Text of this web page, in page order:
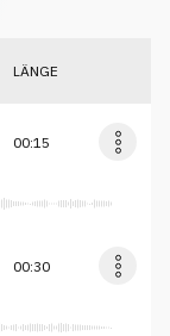
LÄNGE
00:15
00:30